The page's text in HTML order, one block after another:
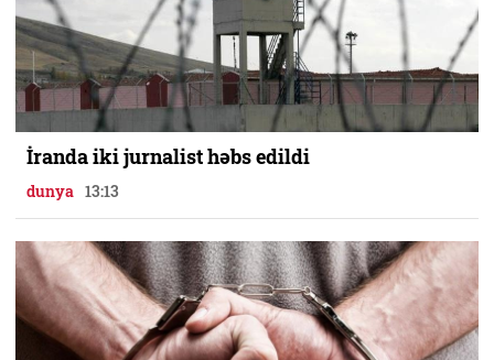
İranda iki jurnalist həbs edildi
dunya 13:13